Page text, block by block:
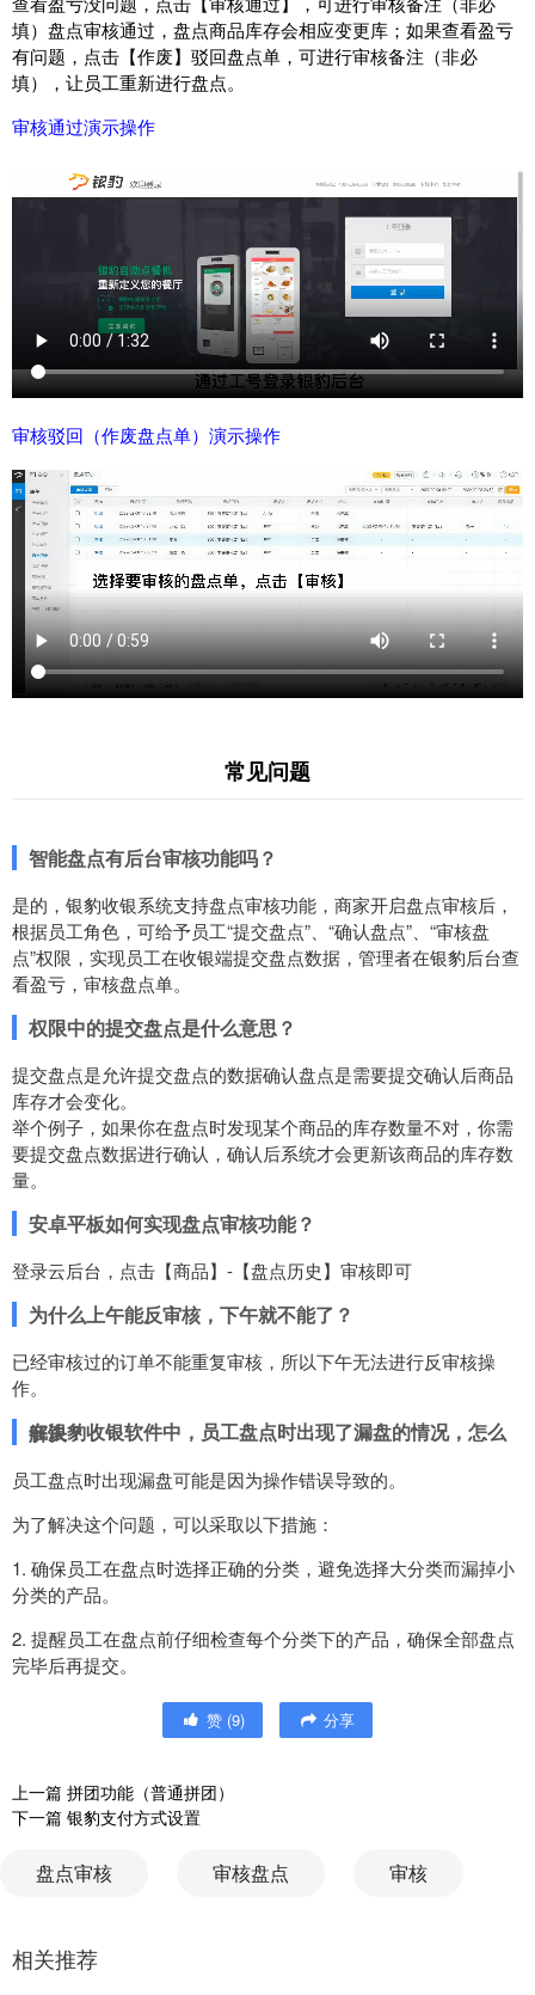
填）盘点审核通过，盘点商品库存会相应变更库；如果查看盈亏
有问题，点击【作废】驳回盘点单，可进行审核备注（非必
填），让员工重新进行盘点。
审核通过演示操作
审核驳回（作废盘点单）演示操作
常见问题
智能盘点有后台审核功能吗？
是的，银豹收银系统支持盘点审核功能，商家开启盘点审核后，
根据员工角色，可给予员工“提交盘点”、“确认盘点”、“审核盘
点”权限，实现员工在收银端提交盘点数据，管理者在银豹后台查
看盈亏，审核盘点单。
权限中的提交盘点是什么意思？
提交盘点是允许提交盘点的数据确认盘点是需要提交确认后商品
库存才会变化。
举个例子，如果你在盘点时发现某个商品的库存数量不对，你需
要提交盘点数据进行确认，确认后系统才会更新该商品的库存数
量。
安卓平板如何实现盘点审核功能？
登录云后台，点击【商品】-【盘点历史】审核即可
为什么上午能反审核，下午就不能了？
已经审核过的订单不能重复审核，所以下午无法进行反审核操
作。
在银豹收银软件中，员工盘点时出现了漏盘的情况，怎么解决？
员工盘点时出现漏盘可能是因为操作错误导致的。
为了解决这个问题，可以采取以下措施：
1. 确保员工在盘点时选择正确的分类，避免选择大分类而漏掉小
分类的产品。
2. 提醒员工在盘点前仔细检查每个分类下的产品，确保全部盘点
完毕后再提交。
赞 (9) 分享
上一篇 拼团功能（普通拼团）
下一篇 银豹支付方式设置
盘点审核 审核盘点 审核
相关推荐